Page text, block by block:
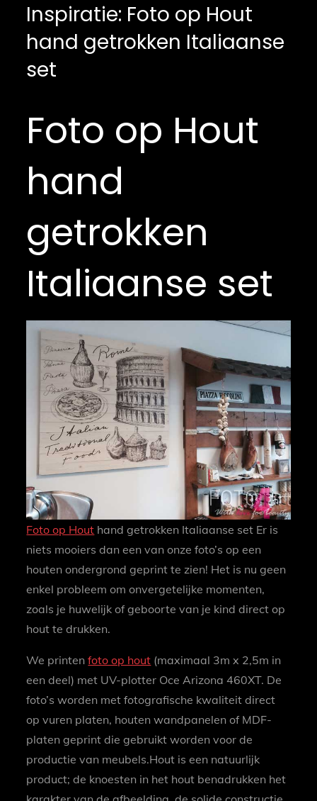
Inspiratie: Foto op Hout
hand getrokken Italiaanse
set
Foto op Hout
hand
getrokken
Italiaanse set
Foto op Hout hand getrokken Italiaanse set Er is
niets mooiers dan een van onze foto’s op een
houten ondergrond geprint te zien! Het is nu geen
enkel probleem om onvergetelijke momenten,
zoals je huwelijk of geboorte van je kind direct op
hout te drukken.
We printenfoto op hout (maximaal 3m x 2,5m in
een deel) met UV-plotter Oce Arizona 460XT. De
foto’s worden met fotografische kwaliteit direct
op vuren platen, houten wandpanelen of MDF-
platen geprint die gebruikt worden voor de
productie van meubels.Hout is een natuurlijk
product; de knoesten in het hout benadrukken het